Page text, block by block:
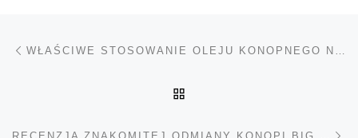
Nawigacja wpisu